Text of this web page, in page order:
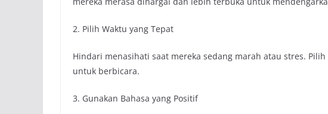
2. Pilih Waktu yang Tepat
Hindari menasihati saat mereka sedang marah atau stres.
untuk berbicara.
3. Gunakan Bahasa yang Positif